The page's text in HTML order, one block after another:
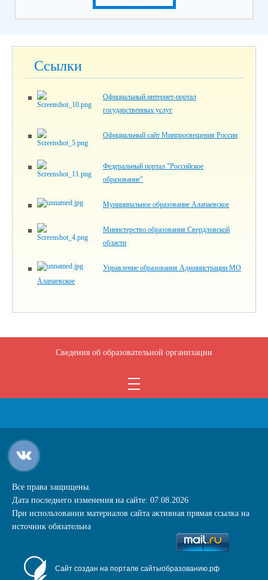
Ссылки
Официальный интернет-портал
государственных услуг
Официальный сайт Минпросвещения России
Федеральный портал "Российское
образование"
Муниципальное образование Алапаевское
Министерство образования Свердловской
области
Управление образования Администрации МО
Алапаевское
Сведения об образовательной организации
Все права защищены.
Дата последнего изменения на сайте: 07.08.2026
При использовании материалов сайта активная прямая ссылка на
источник обязательна
Сайт создан на портале сайтыобразованию.рф